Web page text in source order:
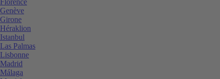
Genève
Girone
Héraklion
Istanbul
Las Palmas
Lisbonne
Madrid
Málaga